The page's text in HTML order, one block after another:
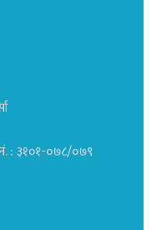
: ३१०१-०७८/०७९